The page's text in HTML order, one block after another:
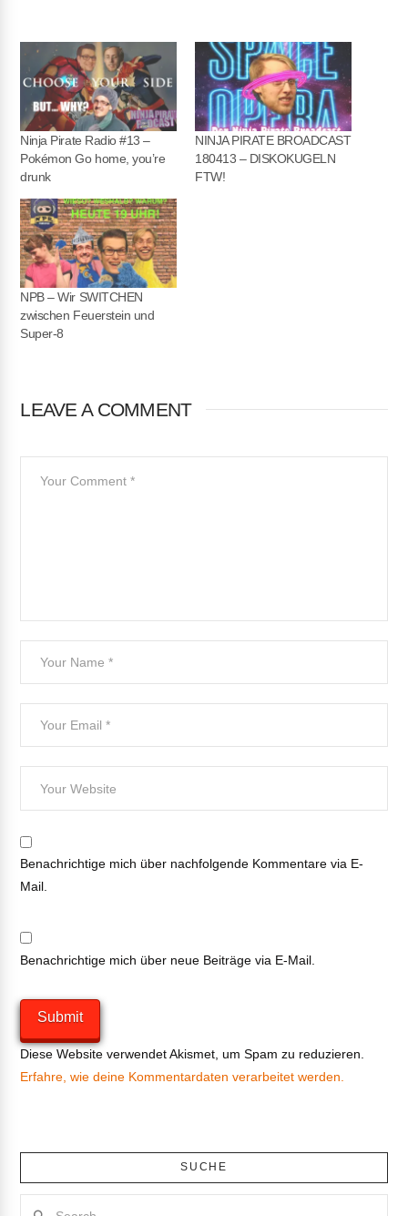
Ninja Pirate Radio #13 –
Pokémon Go home, you’re
drunk
NINJA PIRATE BROADCAST
180413 – DISKOKUGELN
FTW!
NPB – Wir SWITCHEN
zwischen Feuerstein und
Super-8
LEAVE A COMMENT
Benachrichtige mich über nachfolgende Kommentare via E-
Mail.
Benachrichtige mich über neue Beiträge via E-Mail.
Diese Website verwendet Akismet, um Spam zu reduzieren.
Erfahre, wie deine Kommentardaten verarbeitet werden.
SUCHE